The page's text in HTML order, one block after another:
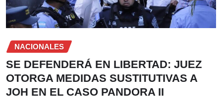
NACIONALES
SE DEFENDERÁ EN LIBERTAD: JUEZ
OTORGA MEDIDAS SUSTITUTIVAS A
JOH EN EL CASO PANDORA II